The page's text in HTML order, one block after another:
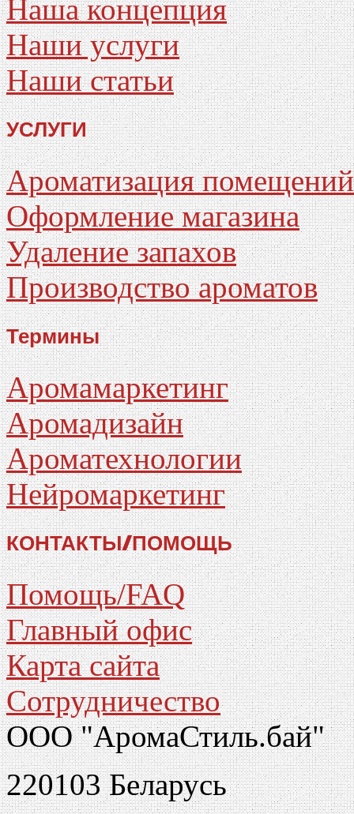
Наша концепция
Наши услуги
Наши статьи
УСЛУГИ
Ароматизация помещений
Оформление магазина
Удаление запахов
Производство ароматов
Термины
Аромамаркетинг
Аромадизайн
Ароматехнологии
Нейромаркетинг
КОНТАКТЫ/ПОМОЩЬ
Помощь/FAQ
Главный офис
Карта сайта
Сотрудничество
ООО "АромаСтиль.бай"
220103 Беларусь